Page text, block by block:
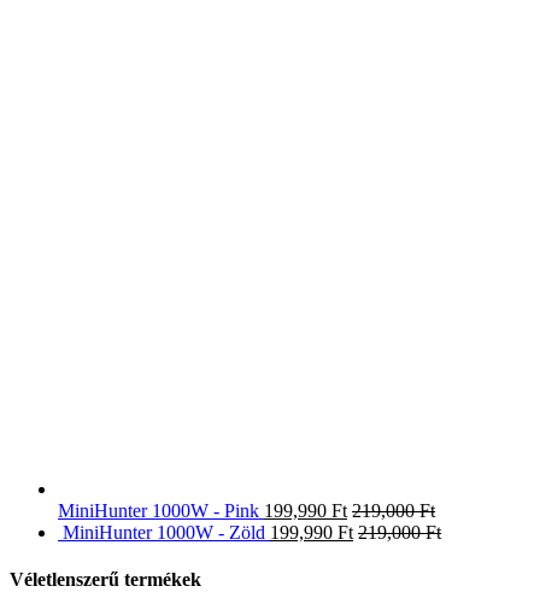
MiniHunter 1000W - Pink 199,990 Ft 219,000Ft
MiniHunter 1000W - Zöld 199,990 Ft 219,000Ft
Véletlenszerű termékek